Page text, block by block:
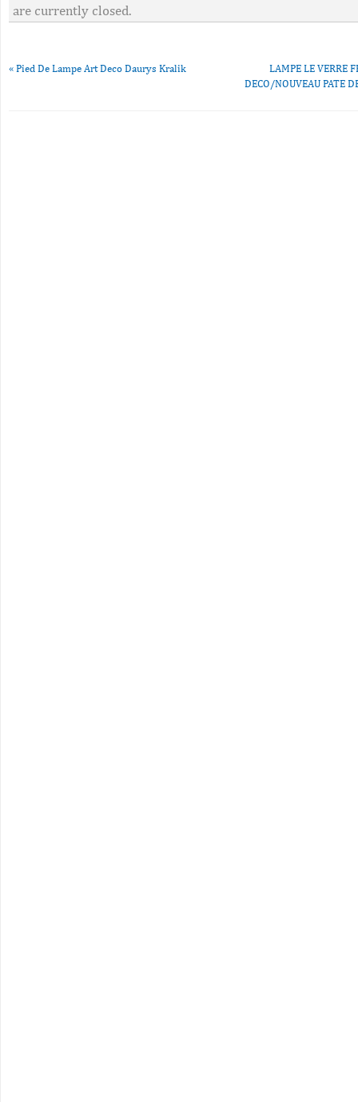
are currently closed.
« Pied De Lampe Art Deco Daurys Kralik
LAMPE LE VERRE
DECO/NOUVEAU PATE